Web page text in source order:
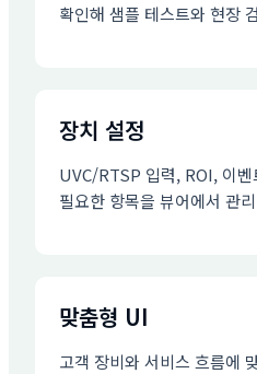
확인해 샘플 테스트와 현장
장치 설정
UVC/RTSP 입력, ROI, 이
필요한 항목을 뷰어에서 관
맞춤형 UI
고객 장비와 서비스 흐름에